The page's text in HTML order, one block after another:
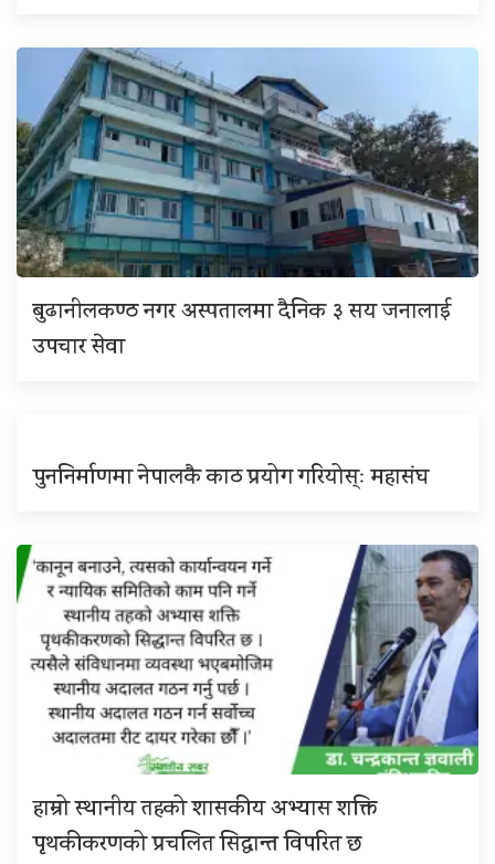
बुढानीलकण्ठ नगर अस्पतालमा दैनिक ३ सय जनालाई
उपचार सेवा
पुननिर्माणमा नेपालकै काठ प्रयोग गरियोस्ः महासंघ
हाम्रो स्थानीय तहको शासकीय अभ्यास शक्ति
पृथकीकरणको प्रचलित सिद्धान्त विपरित छ